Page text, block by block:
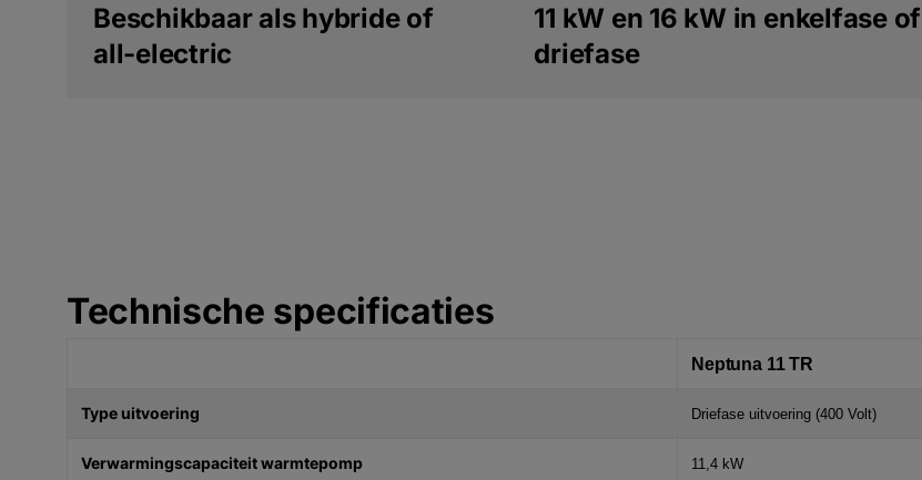
Beschikbaar als hybride of
all-electric
11 kW en 16 kW in enkelfase of
driefase
Technische specificaties
Neptuna 11 TR
Type uitvoering Driefase uitvoering (400 Volt)
Verwarmingscapaciteit warmtepomp 11,4 kW